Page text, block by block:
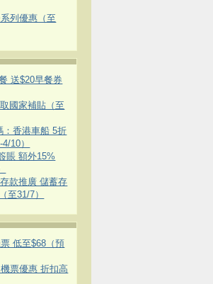
列優惠（至
送$20早餐券
國家補貼（至
：香港車船 5折
10）
賬 額外15%
款推廣 儲蓄存
至31/7）
低至$68（預
票優惠 折扣高